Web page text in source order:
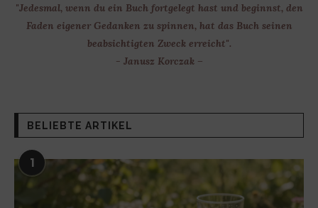
"Jedesmal, wenn du ein Buch fortgelegt hast und beginnst, den
Faden eigener Gedanken zu spinnen, hat das Buch seinen
beabsichtigten Zweck erreicht".
- Janusz Korczak –
BELIEBTE ARTIKEL
1